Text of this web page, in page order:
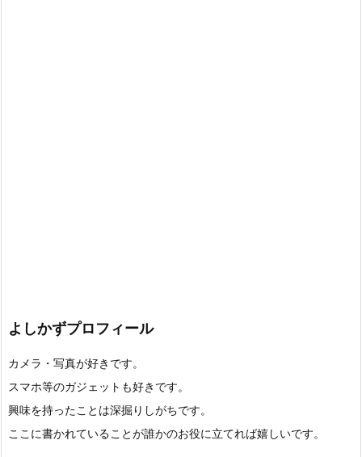
よしかずプロフィール
カメラ・写真が好きです。
スマホ等のガジェットも好きです。
興味を持ったことは深掘りしがちです。
ここに書かれていることが誰かのお役に立てれば嬉しいです。